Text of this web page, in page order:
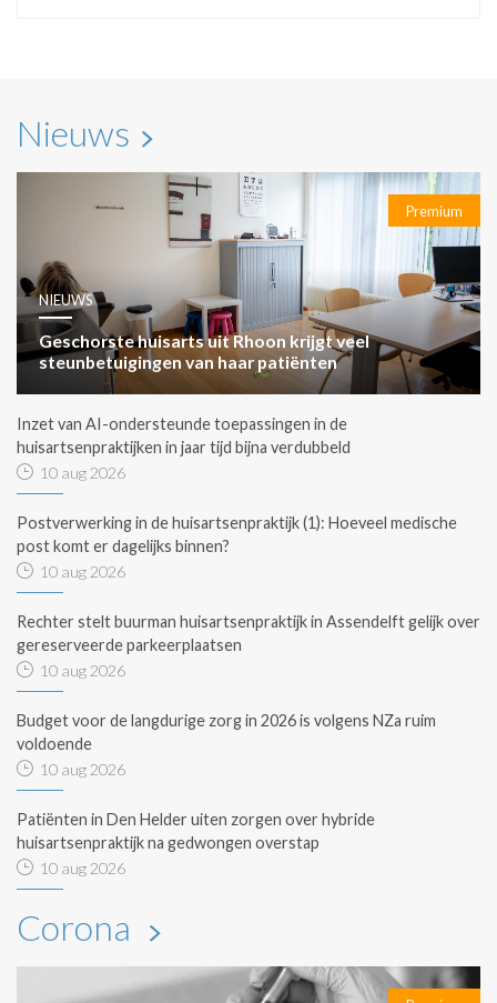
Nieuws
Premium
NIEUWS
Geschorste huisarts uit Rhoon krijgt veel
steunbetuigingen van haar patiënten
Inzet van AI-ondersteunde toepassingen in de
huisartsenpraktijken in jaar tijd bijna verdubbeld
10 aug 2026
Postverwerking in de huisartsenpraktijk (1): Hoeveel medische
post komt er dagelijks binnen?
10 aug 2026
Rechter stelt buurman huisartsenpraktijk in Assendelft gelijk over
gereserveerde parkeerplaatsen
10 aug 2026
Budget voor de langdurige zorg in 2026 is volgens NZa ruim
voldoende
10 aug 2026
Patiënten in Den Helder uiten zorgen over hybride
huisartsenpraktijk na gedwongen overstap
10 aug 2026
Corona